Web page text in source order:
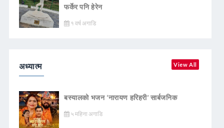
फर्केर पनि हेरेन
१ वर्ष अगाडि
अध्यात्म View All
बस्यालको भजन ‘नारायण हरिहरी’ सार्बजनिक
५ महिना अगाडि